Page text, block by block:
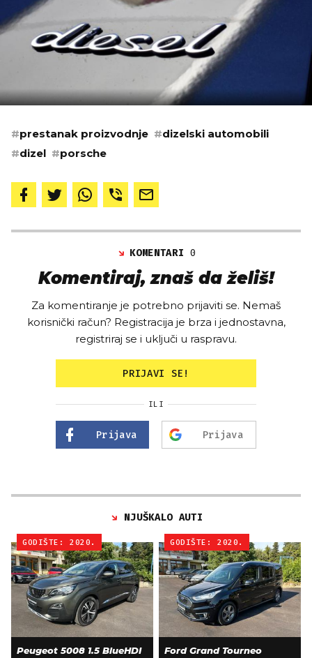
#prestanak proizvodnje #dizelski automobili
#dizel #porsche
KOMENTARI0
Komentiraj, znaš da želiš!
Za komentiranje je potrebno prijaviti se. Nemaš
korisnički račun? Registracija je brza i jednostavna,
registriraj se i uključi u raspravu.
PRIJAVI SE!
ILI
Prijava Prijava
NJUŠKALO AUTI
GODIŠTE: 2020.
Peugeot 5008 1.5 BlueHDI
GODIŠTE: 2020.
Ford Grand Tourneo